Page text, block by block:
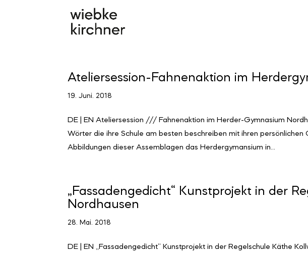
Ateliersession-Fahnenaktion im
19. Juni. 2018
DE | EN Ateliersession /// Fahnenaktion im Herder-Gymnasium
Wörter die ihre Schule am besten beschreiben mit ihren
Abbildungen dieser Assemblagen das Herdergymansium in...
„Fassadengedicht“ Kunstprojekt in der
Nordhausen
28. Mai. 2018
DE | EN „Fassadengedicht“ Kunstprojekt in der Regelschule Käthe